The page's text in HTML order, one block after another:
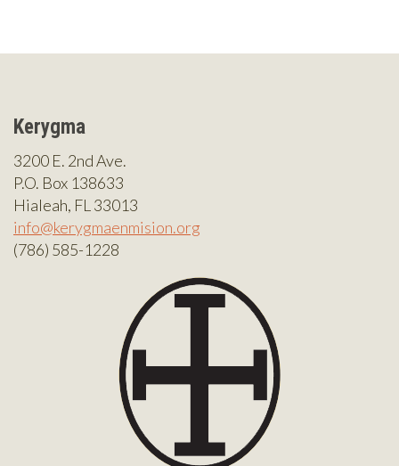
Kerygma
3200 E. 2nd Ave.
P.O. Box 138633
Hialeah, FL 33013
info@kerygmaenmision.org
(786) 585-1228